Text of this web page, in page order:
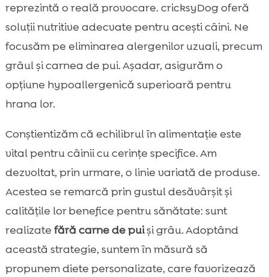
reprezintă o reală provocare. cricksyDog oferă
soluții nutritive adecvate pentru acești câini. Ne
focusăm pe eliminarea alergenilor uzuali, precum
grâul și carnea de pui. Așadar, asigurăm o
opțiune hypoallergenică superioară pentru
hrana lor.
Conștientizăm că echilibrul în alimentație este
vital pentru câinii cu cerințe specifice. Am
dezvoltat, prin urmare, o linie variată de produse.
Acestea se remarcă prin gustul desăvârșit și
calitățile lor benefice pentru sănătate: sunt
realizate fără carne de puiși grâu. Adoptând
această strategie, suntem în măsură să
propunem diete personalizate, care favorizează